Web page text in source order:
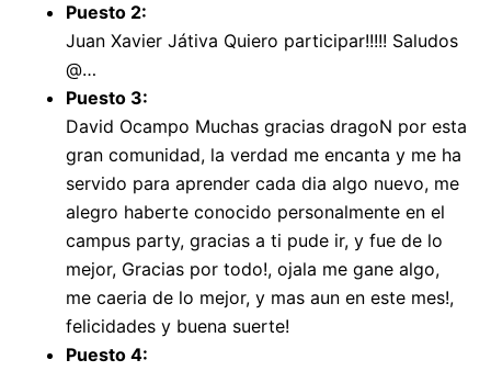
Puesto 2:
Juan Xavier Játiva Quiero participar!!!!! Saludos
@…
Puesto 3:
David Ocampo Muchas gracias dragoN por esta
gran comunidad, la verdad me encanta y me ha
servido para aprender cada dia algo nuevo, me
alegro haberte conocido personalmente en el
campus party, gracias a ti pude ir, y fue de lo
mejor, Gracias por todo!, ojala me gane algo,
me caeria de lo mejor, y mas aun en este mes!,
felicidades y buena suerte!
Puesto 4: